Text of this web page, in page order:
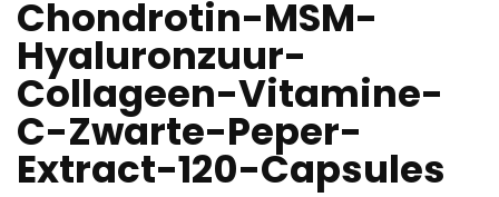
Chondrotin-MSM-
Hyaluronzuur-
Collageen-Vitamine-
C-Zwarte-Peper-
Extract-120-Capsules